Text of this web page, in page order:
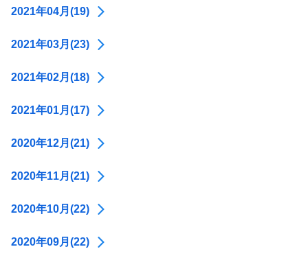
2021年04月(19)
2021年03月(23)
2021年02月(18)
2021年01月(17)
2020年12月(21)
2020年11月(21)
2020年10月(22)
2020年09月(22)